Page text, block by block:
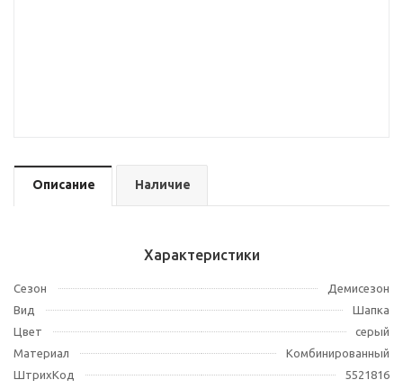
Описание Наличие
Характеристики
Сезон
Демисезон
Вид
Шапка
Цвет
серый
Материал
Комбинированный
ШтрихКод
5521816